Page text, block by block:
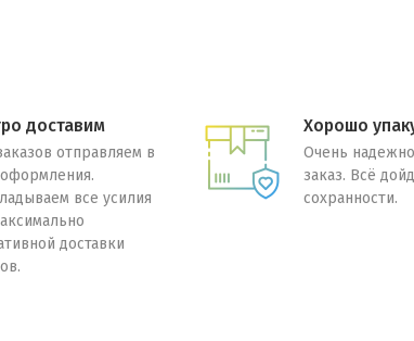
доставим
отправляем в
все усилия
доставки
Хорошо
Очень
заказ. Всё
сохранности.